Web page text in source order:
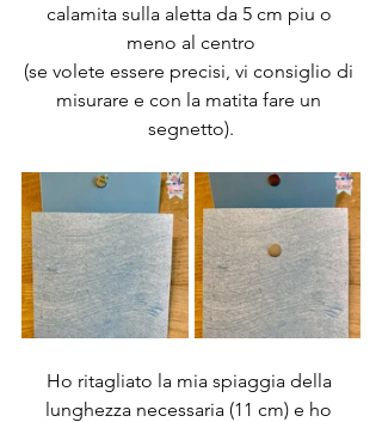
calamita sulla aletta da 5 cm piu o
meno al centro
(se volete essere precisi, vi consiglio di
misurare e con la matita fare un
segnetto).
Ho ritagliato la mia spiaggia della
lunghezza necessaria (11 cm) e ho